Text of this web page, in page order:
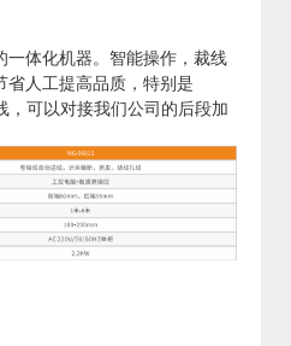
一体化机器。智能操作，裁线
人工提高品质，特别是
，可以对接我们公司的后段加